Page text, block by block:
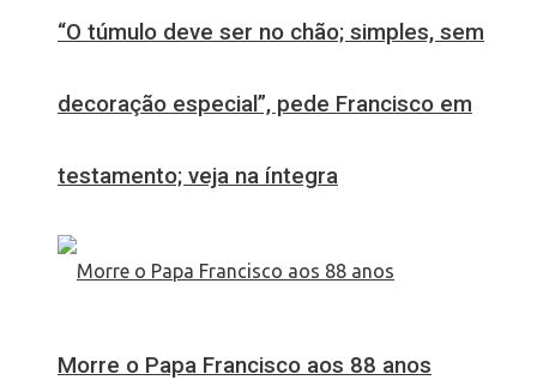
“O túmulo deve ser no chão; simples, sem
decoração especial”, pede Francisco em
testamento; veja na íntegra
Morre o Papa Francisco aos 88 anos